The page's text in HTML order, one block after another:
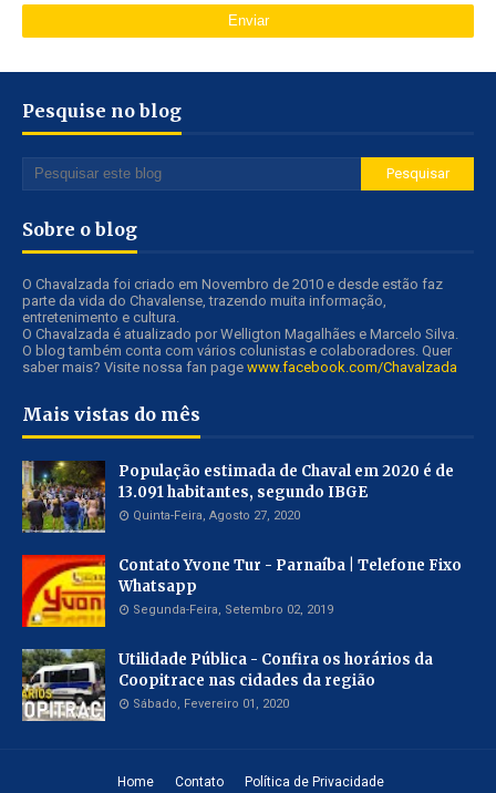
Pesquise no blog
Sobre o blog
O Chavalzada foi criado em Novembro de 2010 e desde estão faz
parte da vida do Chavalense, trazendo muita informação,
entretenimento e cultura.
O Chavalzada é atualizado por Welligton Magalhães e Marcelo Silva.
O blog também conta com vários colunistas e colaboradores. Quer
saber mais? Visite nossa fan page www.facebook.com/Chavalzada
Mais vistas do mês
População estimada de Chaval em 2020 é de
13.091 habitantes, segundo IBGE
Quinta-Feira, Agosto 27, 2020
Contato Yvone Tur - Parnaíba | Telefone Fixo
Whatsapp
Segunda-Feira, Setembro 02, 2019
Utilidade Pública - Confira os horários da
Coopitrace nas cidades da região
Sábado, Fevereiro 01, 2020
Home Contato Política de Privacidade